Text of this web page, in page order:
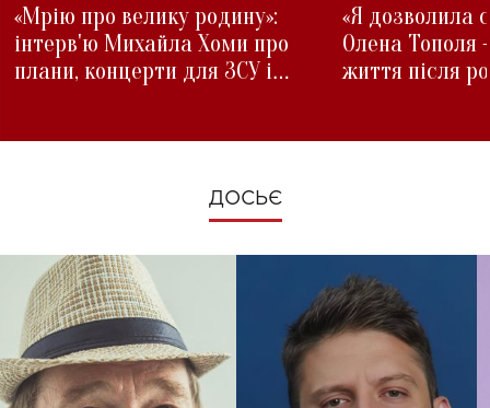
«Мрію про велику родину»:
інтерв'ю Михайла Хоми про
плани, концерти для ЗСУ і
«Я дозволила
Олена Тополя
життя після
ДОСЬЄ